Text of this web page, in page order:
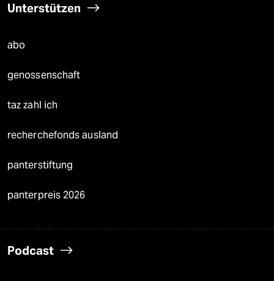
Unterstützen
abo
genossenschaft
taz zahl ich
recherchefonds ausland
panterstiftung
panterpreis 2026
Podcast